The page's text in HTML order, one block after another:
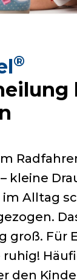
®
kleine
im Alltag
groß. Für
ruhig!
den